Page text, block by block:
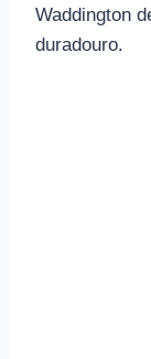
Waddington
duradouro.